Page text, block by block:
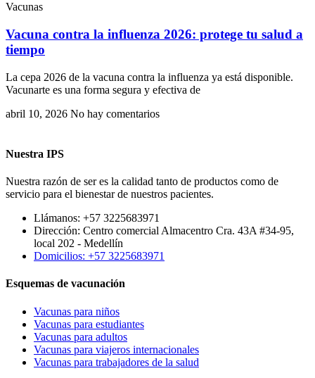
Vacunas
Vacuna contra la influenza 2026: protege tu salud a
tiempo
La cepa 2026 de la vacuna contra la influenza ya está disponible.
Vacunarte es una forma segura y efectiva de
abril 10, 2026 No hay comentarios
Nuestra IPS
Nuestra razón de ser es la calidad tanto de productos como de
servicio para el bienestar de nuestros pacientes.
Llámanos: +57 3225683971
Dirección: Centro comercial Almacentro Cra. 43A #34-95,
local 202 - Medellín
Domicilios: +57 3225683971
Esquemas de vacunación
Vacunas para niños
Vacunas para estudiantes
Vacunas para adultos
Vacunas para viajeros internacionales
Vacunas para trabajadores de la salud